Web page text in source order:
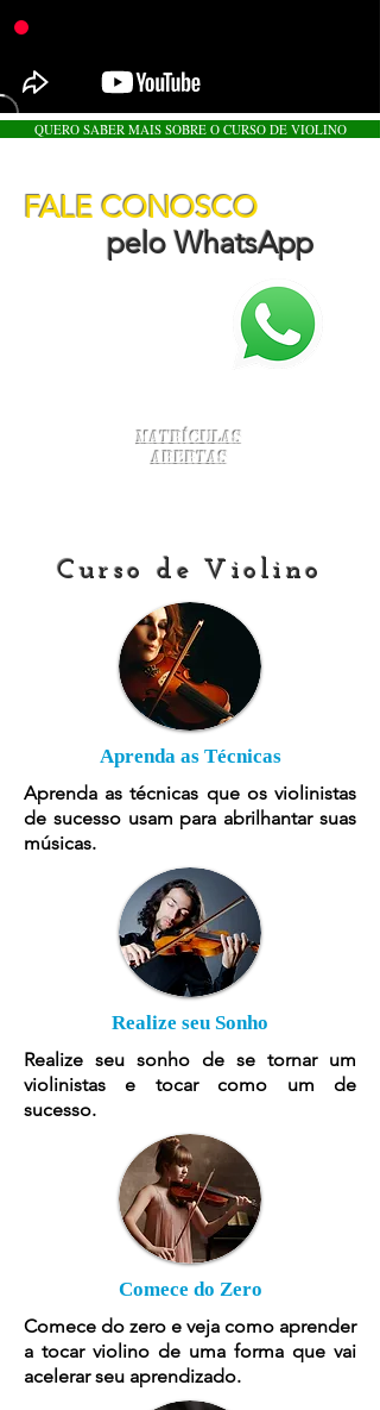
QUERO SABER MAIS SOBRE O CURSO DE VIOLINO
FALE CONOSCO
pelo WhatsApp
Matrículas
Abertas
Curso de Violino
Aprenda as Técnicas
Aprenda as técnicas que os violinistas
de sucesso usam para abrilhantar suas
músicas.
Realize seu Sonho
Realize seu sonho de se tornar um
violinistas e tocar como um de
sucesso.
Comece do Zero
Comece do zero e veja como aprender
a tocar violino de uma forma que vai
acelerar seu aprendizado.